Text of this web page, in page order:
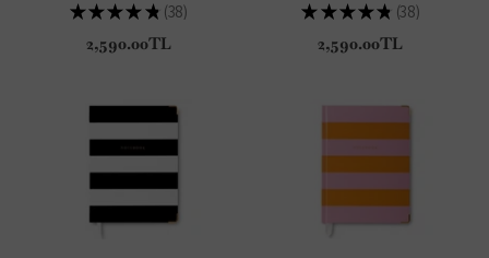
★ ★ ★ ★ ★ 38
38
2,590.00TL
★ ★ ★ ★ ★ 38
38
2,590.00TL